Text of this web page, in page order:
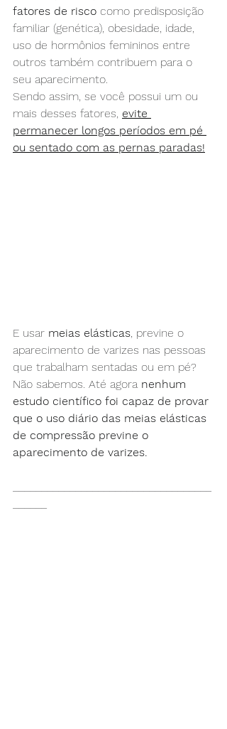
fatores de risco como predisposição
familiar (genética), obesidade, idade,
uso de hormônios femininos entre
outros também contribuem para o
seu aparecimento.
Sendo assim, se você possui um ou
mais desses fatores, evite
permanecer longos períodos em pé
ou sentado com as pernas paradas!
E usar meias elásticas, previne o
aparecimento de varizes nas pessoas
que trabalham sentadas ou em pé?
Não sabemos. Até agora nenhum
estudo científico foi capaz de provar
que o uso diário das meias elásticas
de compressão previne o
aparecimento de varizes.